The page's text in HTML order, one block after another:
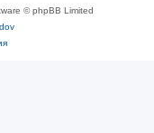
© phpBB Limited